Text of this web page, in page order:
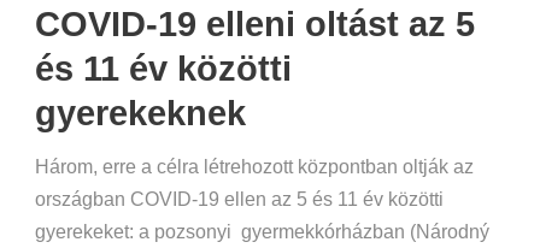
COVID-19 elleni oltást az 5
és 11 év közötti
gyerekeknek
Három, erre a célra létrehozott központban oltják az
országban COVID-19 ellen az 5 és 11 év közötti
gyerekeket: a pozsonyi gyermekkórházban (Národný